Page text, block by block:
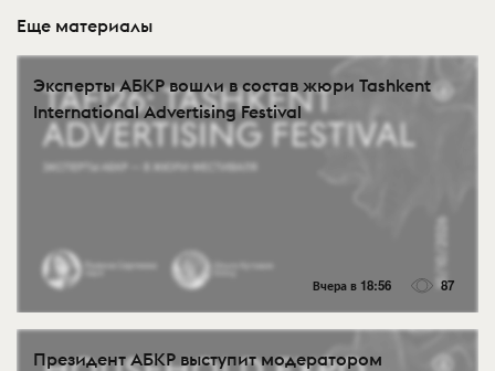
Еще материалы
Эксперты АБКР вошли в состав жюри Tashkent
International Advertising Festival
Вчера в 18:56 87
Президент АБКР выступит модератором